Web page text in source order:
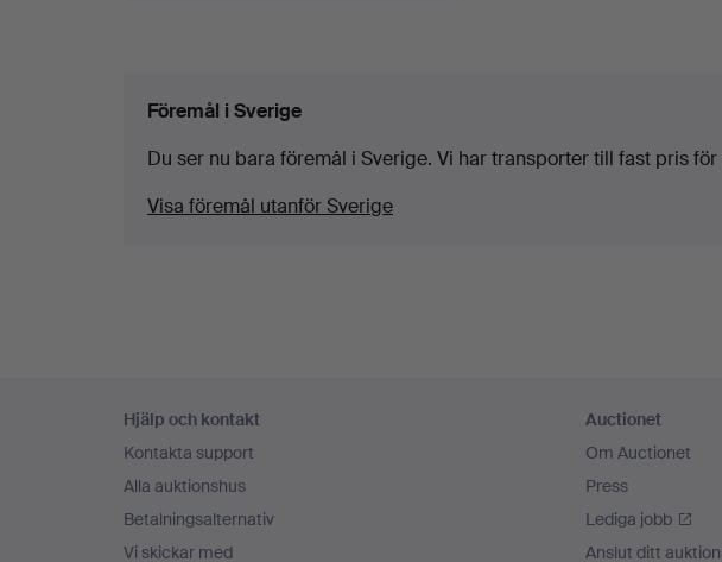
Föremål i Sverige
Du ser nu bara föremål i Sverige. Vi har transporter till fast pris
Visa föremål utanför Sverige
Hjälp och kontakt
Kontakta support
Alla auktionshus
Betalningsalternativ
Vi skickar med
Auctionet
Om Auctionet
Press
Lediga jobb
Anslut ditt